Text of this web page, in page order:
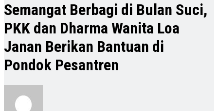
Semangat Berbagi di Bulan Suci,
PKK dan Dharma Wanita Loa
Janan Berikan Bantuan di
Pondok Pesantren